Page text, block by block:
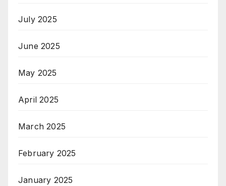
July 2025
June 2025
May 2025
April 2025
March 2025
February 2025
January 2025